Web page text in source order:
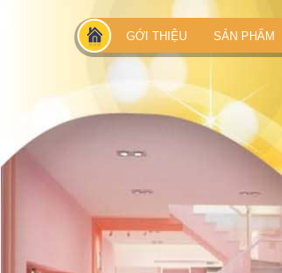
GỚI THIỆU SẢN PHẨM